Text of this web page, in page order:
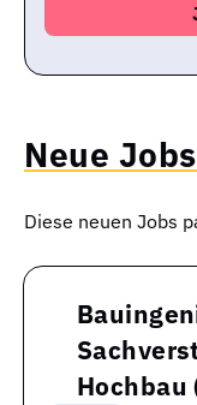
Neue
Diese neuen Jobs